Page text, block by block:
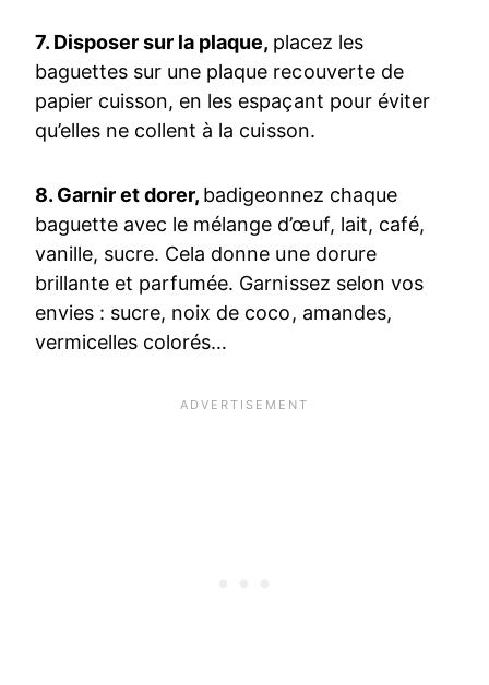
7. Disposer sur la plaque, placez les
baguettes sur une plaque recouverte de
papier cuisson, en les espaçant pour éviter
qu’elles ne collent à la cuisson.
8. Garnir et dorer, badigeonnez chaque
baguette avec le mélange d’œuf, lait, café,
vanille, sucre. Cela donne une dorure
brillante et parfumée. Garnissez selon vos
envies : sucre, noix de coco, amandes,
vermicelles colorés…